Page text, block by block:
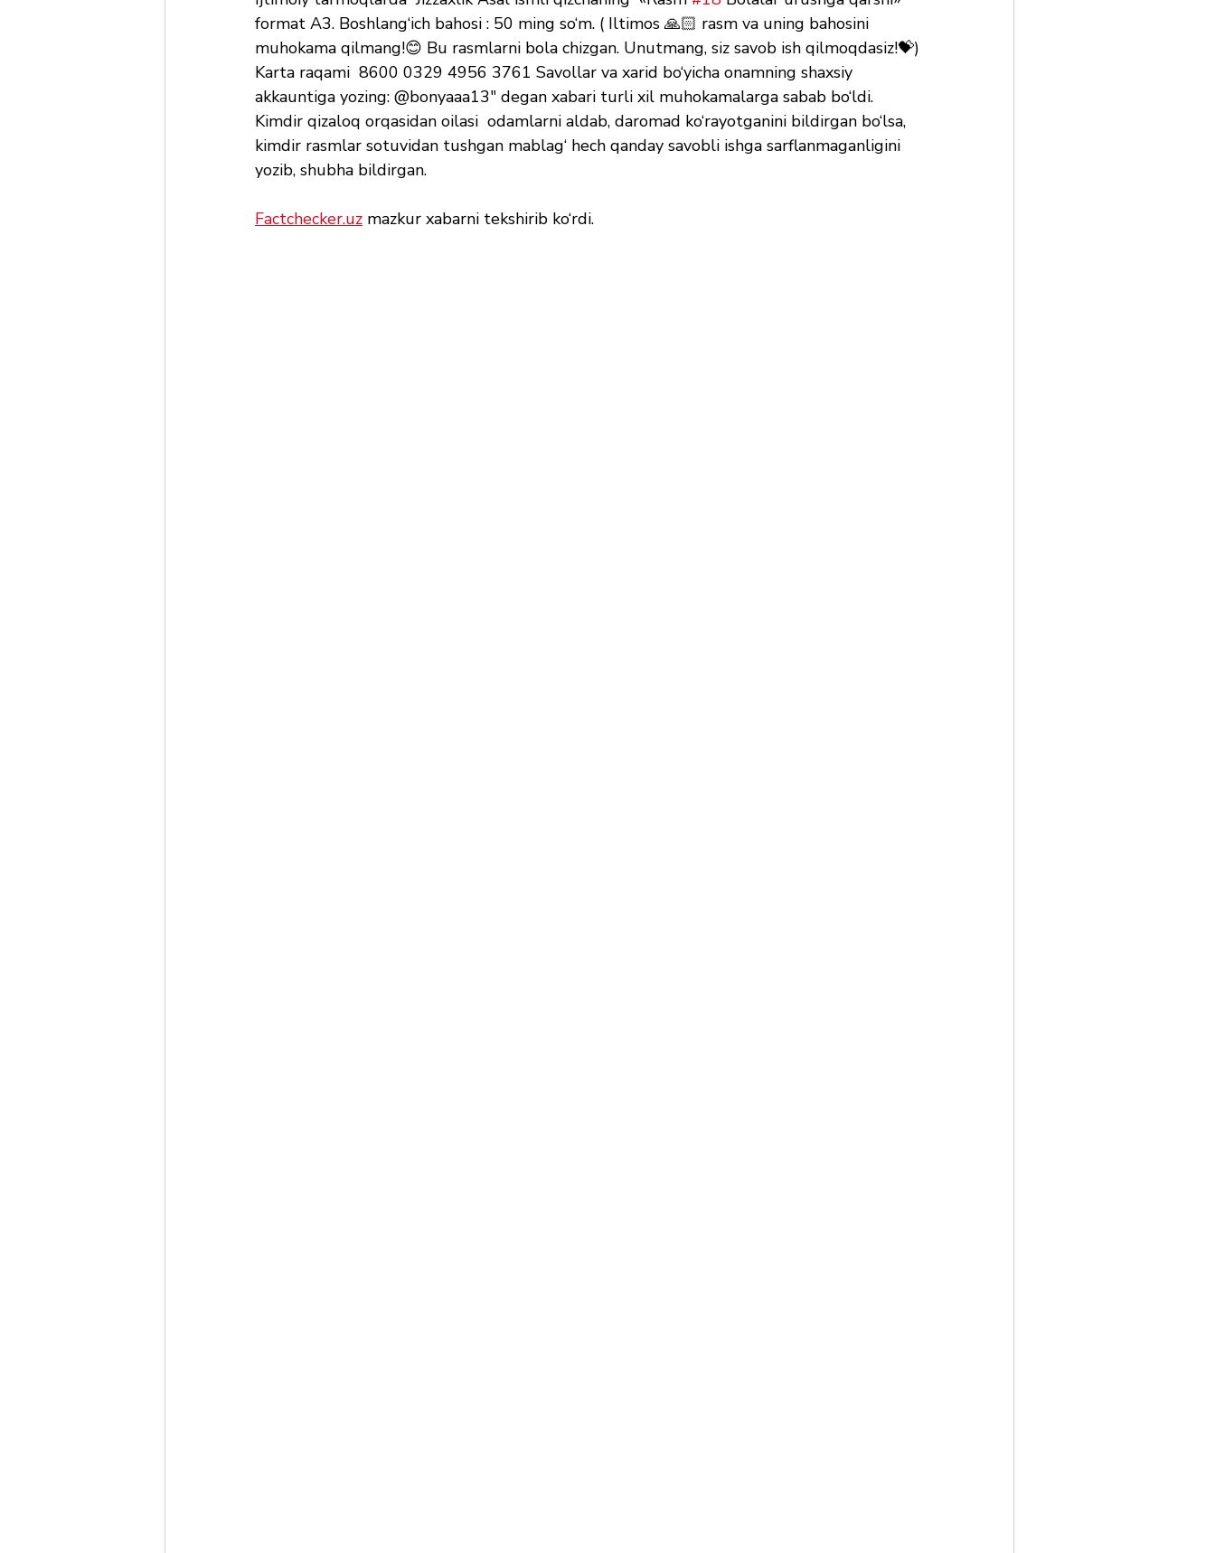
format A3. Boshlang‘ich bahosi : 50 ming so‘m. ( Iltimos 🙏🏻 rasm va uning bahosini
muhokama qilmang!😊 Bu rasmlarni bola chizgan. Unutmang, siz savob ish qilmoqdasiz!💝)
Karta raqami  8600 0329 4956 3761 Savollar va xarid bo‘yicha onamning shaxsiy
akkauntiga yozing: @bonyaaa13" degan xabari turli xil muhokamalarga sabab bo‘ldi.
Kimdir qizaloq orqasidan oilasi  odamlarni aldab, daromad ko‘rayotganini bildirgan bo‘lsa,
kimdir rasmlar sotuvidan tushgan mablag‘ hech qanday savobli ishga sarflanmaganligini
yozib, shubha bildirgan.
Factchecker.uz mazkur xabarni tekshirib ko‘rdi.